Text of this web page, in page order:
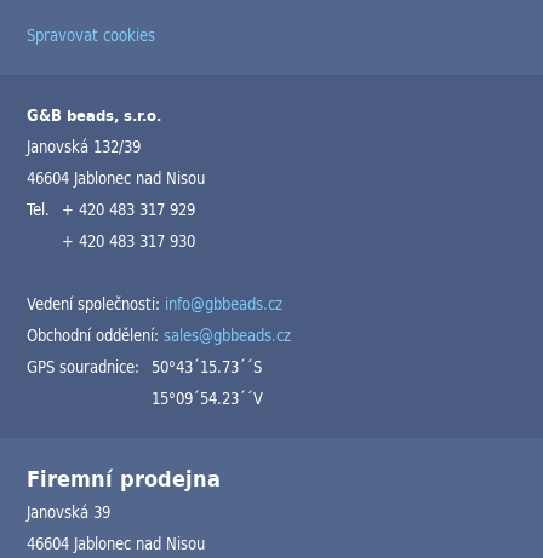
Spravovat cookies
G&B beads, s.r.o.
Janovská 132/39
46604 Jablonec nad Nisou
Tel. + 420 483 317 929
+ 420 483 317 930
Vedení společnosti: info@gbbeads.cz
Obchodní oddělení:sales@gbbeads.cz
GPS souradnice: 50°43´15.73´´S
15°09´54.23´´V
Firemní prodejna
Janovská 39
46604 Jablonec nad Nisou